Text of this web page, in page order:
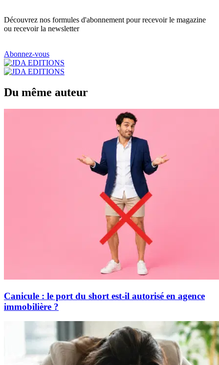
Découvrez nos formules d'abonnement pour recevoir le magazine
ou recevoir la newsletter
Abonnez-vous
Du même auteur
Canicule : le port du short est-il autorisé en agence
immobilière ?